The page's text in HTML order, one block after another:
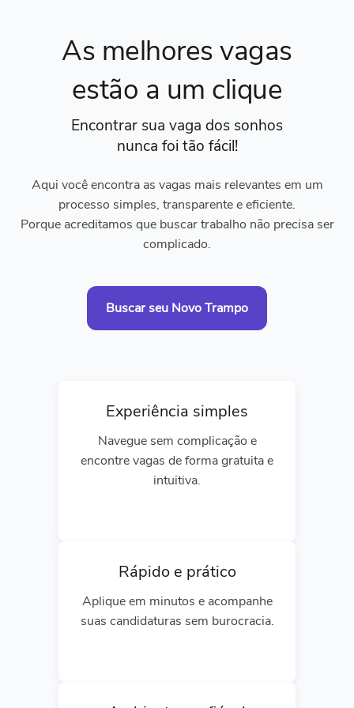
As melhores vagas
estão a um clique
Encontrar sua vaga dos sonhos
nunca foi tão fácil!
Aqui você encontra as vagas mais relevantes em um
processo simples, transparente e eficiente.
Porque acreditamos que buscar trabalho não precisa ser
complicado.
Buscar seu Novo Trampo
Experiência simples
Navegue sem complicação e
encontre vagas de forma gratuita e
intuitiva.
Rápido e prático
Aplique em minutos e acompanhe
suas candidaturas sem burocracia.